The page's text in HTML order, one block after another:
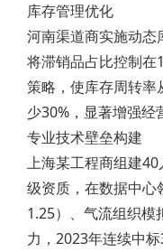
库存管理优化
河南渠道商实施动态
将滞销品占比控制在
策略，使库存周转
少30%，显著增强经
专业技术壁垒构建
上海某工程商组建
级资质，在数据中心
1.25）、气流组织模
力，2023年连续中标